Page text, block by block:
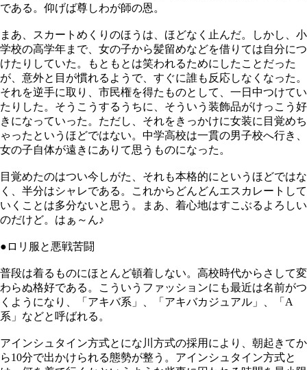
である。仰げば尊しわが師の恩。
まあ、スカートめくりのほうは、ほどなく止んだ。しかし、小
学校の高学年まで、女の子から髪留めなどを借りては自分につ
けたりしていた。もともとは笑われるためにしたことだった
が、意外と目が慣れるようで、すぐに誰も反応しなくなった。
それを逆手に取り、市民権を得たものとして、一日中つけてい
たりした。そうこうするうちに、そういう装飾品がけっこう好
きになっていった。ただし、それをきっかけに女装に目覚めち
ゃったというほどではない。中学高校は一貫の男子校へ行き、
女の子自体が遠きにありて思うものになった。
目覚めたのはつい今しがた、それも本格的にというほどではな
く、半分はシャレである。これからどんどんエスカレートして
いくことは多分ないと思う。まあ、着心地はすこぶるよろしい
のだけど。はぁ～ん♪
●ロリ服と悪戦苦闘
普段は着るものにほとんど頓着しない。高校時代からさして変
わらぬ格好である。こういうファッションにも最近は名前がつ
くようになり、「アキバ系」、「アキバカジュアル」、「A
系」などと呼ばれる。
アインシュタイン方式とにな川方式の採用により、朝起きてか
ら10分で出かけられる態勢が整う。アインシュタイン方式と